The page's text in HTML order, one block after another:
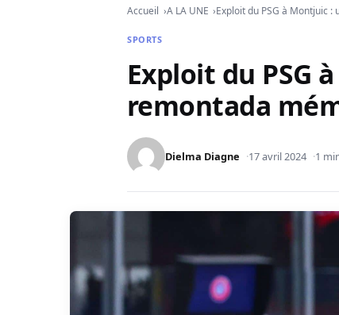
Accueil A LA UNE Exploit du PSG à Montjuic
SPORTS
Exploit du PSG
remontada
Dielma Diagne 17 avril 2024 1